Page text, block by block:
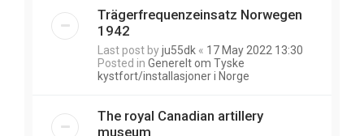
Trägerfrequenzeinsatz Norwegen
1942
Last post byju55dk « 17 May 2022 13:30
Posted in Generelt om Tyske
kystfort/installasjoner i Norge
The royal Canadian artillery
museum